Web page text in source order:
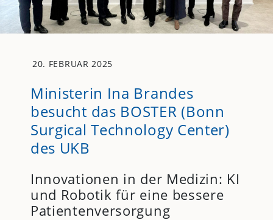
20. FEBRUAR 2025
Ministerin Ina Brandes
besucht das BOSTER (Bonn
Surgical Technology Center)
des UKB
Innovationen in der Medizin: KI
und Robotik für eine bessere
Patientenversorgung